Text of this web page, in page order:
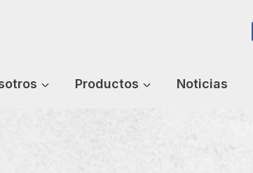
Productos Noticias